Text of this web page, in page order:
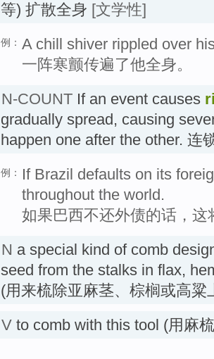
等) 扩散全身 [文学性]
例： A chill shiver rippled over
一阵寒颤传遍了他全身。
N-COUNT If an event causes
gradually spread, causing
happen one after the other. 连
例：
If Brazil defaults on its
throughout the world.
如果巴西不还外债的话，
N a special kind of comb
seed from the stalks in flax,
(用来梳除亚麻茎、棕榈或高粱
V to comb with this tool (用麻